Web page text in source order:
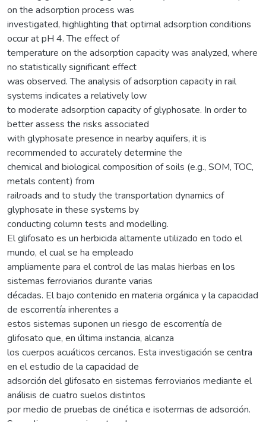
on the adsorption process was
investigated, highlighting that optimal adsorption conditions
occur at pH 4. The effect of
temperature on the adsorption capacity was analyzed, where
no statistically significant effect
was observed. The analysis of adsorption capacity in rail
systems indicates a relatively low
to moderate adsorption capacity of glyphosate. In order to
better assess the risks associated
with glyphosate presence in nearby aquifers, it is
recommended to accurately determine the
chemical and biological composition of soils (e.g., SOM, TOC,
metals content) from
railroads and to study the transportation dynamics of
glyphosate in these systems by
conducting column tests and modelling.
El glifosato es un herbicida altamente utilizado en todo el
mundo, el cual se ha empleado
ampliamente para el control de las malas hierbas en los
sistemas ferroviarios durante varias
décadas. El bajo contenido en materia orgánica y la capacidad
de escorrentía inherentes a
estos sistemas suponen un riesgo de escorrentía de
glifosato que, en última instancia, alcanza
los cuerpos acuáticos cercanos. Esta investigación se centra
en el estudio de la capacidad de
adsorción del glifosato en sistemas ferroviarios mediante el
análisis de cuatro suelos distintos
por medio de pruebas de cinética e isotermas de adsorción.